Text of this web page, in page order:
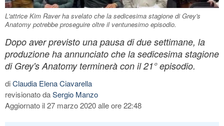
L'attrice Kim Raver ha svelato che la sedicesima stagione di Grey's
Anatomy potrebbe proseguire oltre il ventunesimo episodio.
Dopo aver previsto una pausa di due settimane, la
produzione ha annunciato che la sedicesima stagione
di Grey's Anatomy terminerà con il 21° episodio.
diClaudia Elena Ciavarella
revisionato daSergio Manzo
Aggiornato il 27 marzo 2020 alle ore 22:48